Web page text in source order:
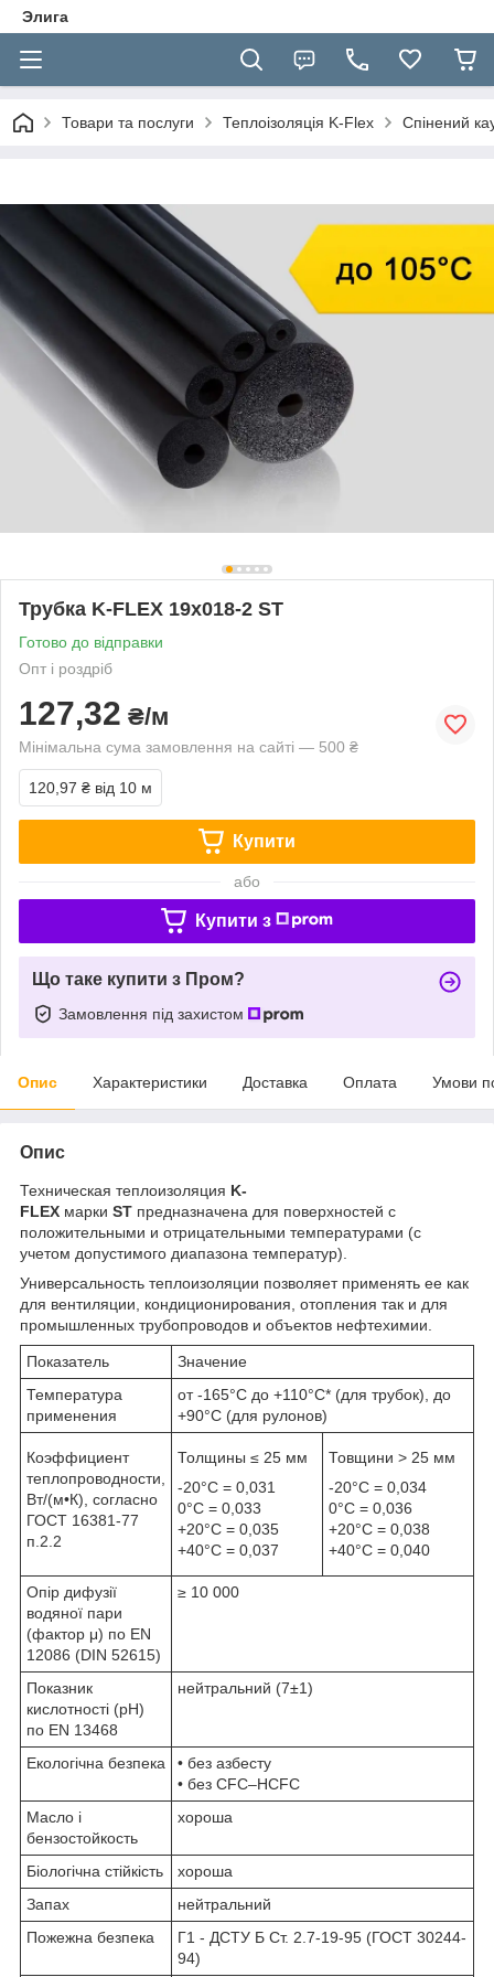
Элига
Товари та послуги Теплоізоляція K-Flex Спінений
Трубка K-FLEX 19x018-2 ST
Готово до відправки
Опт і роздріб
127,32 ₴/м
Мінімальна сума замовлення на сайті — 500 ₴
120,97 ₴ від 10 м
Купити
або
Купити з
Що таке купити з Пром?
Замовлення під захистом
Опис Характеристики Доставка Оплата Умови
Опис
Техническая теплоизоляция K-
FLEX марки ST предназначена для поверхностей с
положительными и отрицательными температурами (с
учетом допустимого диапазона температур).
Универсальность теплоизоляции позволяет применять ее как
для вентиляции, кондиционирования, отопления так и для
промышленных трубопроводов и объектов нефтехимии.
Показатель
Значение
Температура
применения
от -165°C до +110°C* (для трубок), до
+90°С (для рулонов)
Коэффициент
теплопроводности,
Вт/(м•К), согласно
ГОСТ 16381-77
п.2.2
Толщины ≤ 25 мм
-20°С = 0,031
0°С = 0,033
+20°С = 0,035
+40°С = 0,037
Товщини > 25 мм
-20°С = 0,034
0°С = 0,036
+20°С = 0,038
+40°С = 0,040
Опір дифузії
водяної пари
(фактор μ) по EN
12086 (DIN 52615)
≥ 10 000
Показник
кислотності (pH)
по EN 13468
нейтральний (7±1)
Екологічна безпека
• без азбесту
• без CFC–HCFC
Масло і
бензостойкость
хороша
Біологічна стійкість
хороша
Запах
нейтральний
Пожежна безпека
Г1 - ДСТУ Б Ст. 2.7-19-95 (ГОСТ 30244-
94)